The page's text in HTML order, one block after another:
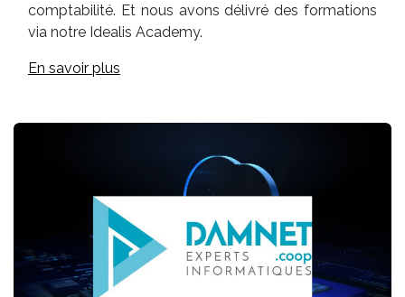
comptabilité. Et nous avons délivré des formations
via notre Idealis Academy.
En savoir plus